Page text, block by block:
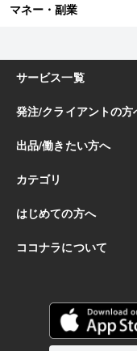
マネー・副業